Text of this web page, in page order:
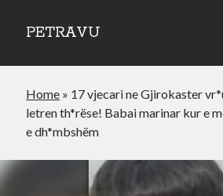
PETRAVU
Sidebar
Bank
Credit Cards
Uncategorized
Home » 17 vjecari ne Gjirokaster
letren th*rëse! Babai marinar kur e
e dh*mbshëm